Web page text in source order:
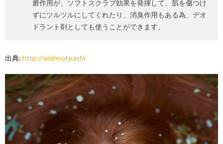
磨作用が、ソフトスクラブ効果を発揮して、肌を傷つけ
ずにツルツルにしてくれたり、消臭作用もある為、デオ
ドラント剤としても使うことができます。
出典: http://wishnote.info